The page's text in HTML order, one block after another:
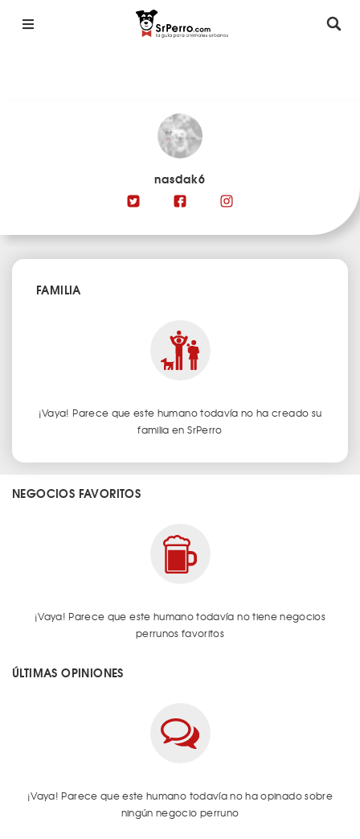
nasdak6
FAMILIA
¡Vaya! Parece que este humano todavía no ha creado su
familia en SrPerro
NEGOCIOS FAVORITOS
¡Vaya! Parece que este humano todavía no tiene negocios
perrunos favoritos
ÚLTIMAS OPINIONES
¡Vaya! Parece que este humano todavía no ha opinado sobre
ningún negocio perruno